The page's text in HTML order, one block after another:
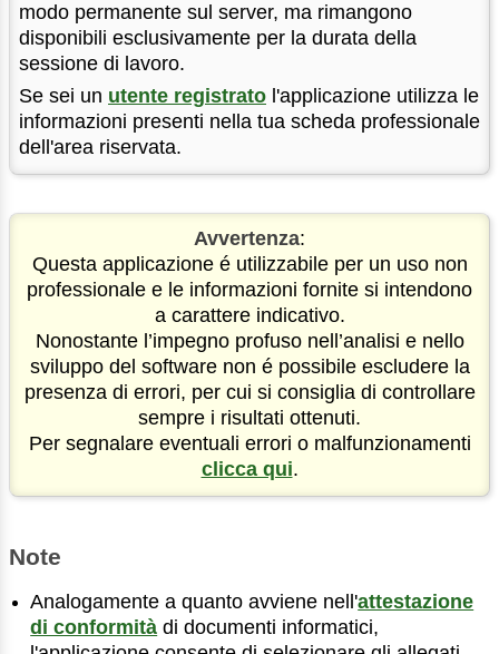
modo permanente sul server, ma rimangono
disponibili esclusivamente per la durata della
sessione di lavoro.
Se sei un utente registrato l'applicazione utilizza le
informazioni presenti nella tua scheda professionale
dell'area riservata.
Avvertenza:
Questa applicazione é utilizzabile per un uso non
professionale e le informazioni fornite si intendono
a carattere indicativo.
Nonostante l’impegno profuso nell’analisi e nello
sviluppo del software non é possibile escludere la
presenza di errori, per cui si consiglia di controllare
sempre i risultati ottenuti.
Per segnalare eventuali errori o malfunzionamenti
clicca qui.
Note
Analogamente a quanto avviene nell'attestazione
di conformità di documenti informatici,